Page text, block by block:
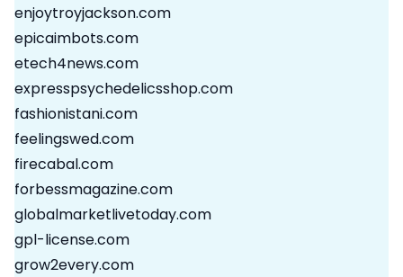
enjoytroyjackson.com
epicaimbots.com
etech4news.com
expresspsychedelicsshop.com
fashionistani.com
feelingswed.com
firecabal.com
forbessmagazine.com
globalmarketlivetoday.com
gpl-license.com
grow2every.com